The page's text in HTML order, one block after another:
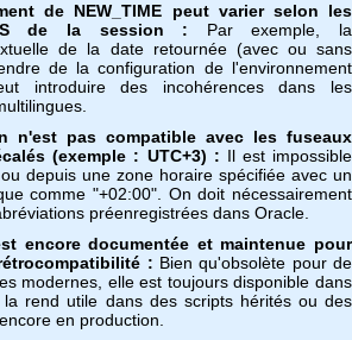
de NEW_TIME peut varier selon les
de la session : Par exemple, la
de la date retournée (avec ou sans
de la configuration de l'environnement
introduire des incohérences dans les
n'est pas compatible avec les fuseaux
(exemple : UTC+3) : Il est impossible
depuis une zone horaire spécifiée avec un
comme "+02:00". On doit nécessairement
préenregistrées dans Oracle.
encore documentée et maintenue pour
: Bien qu'obsolète pour de
modernes, elle est toujours disponible dans
rend utile dans des scripts hérités ou des
en production.